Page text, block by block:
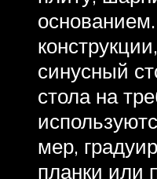
синусный
стола на
мер,
планки или